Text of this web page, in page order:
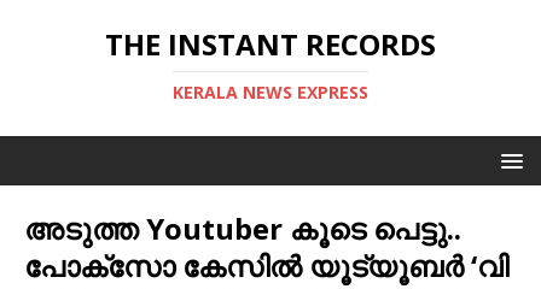
THE INSTANT RECORDS
KERALA NEWS EXPRESS
അടുത്ത Youtuber കൂടെ പെട്ടു..
പോക്സോ കേസിൽ യൂട്യൂബർ ‘വി